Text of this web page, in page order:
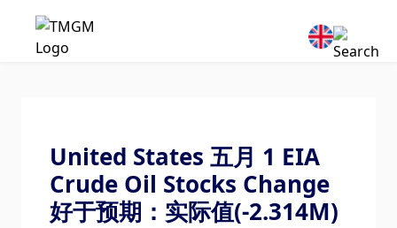
United States 五月 1 EIA
Crude Oil Stocks Change
好于预期：实际值(-2.314M)